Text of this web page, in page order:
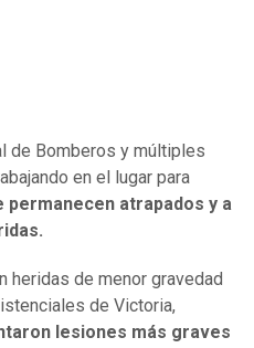
de Bomberos y múltiples
en el lugar para
permanecen atrapados y a
heridas de menor gravedad
de Victoria,
lesiones más graves